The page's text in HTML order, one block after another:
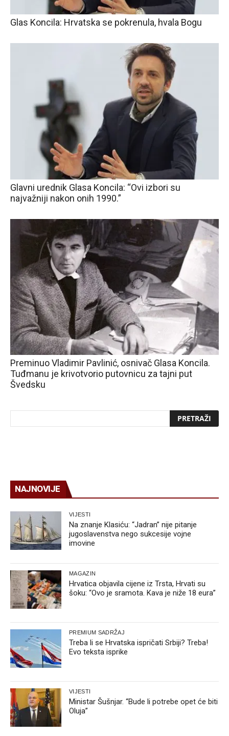
Glas Koncila: Hrvatska se pokrenula, hvala Bogu
Glavni urednik Glasa Koncila: “Ovi izbori su
najvažniji nakon onih 1990.”
Preminuo Vladimir Pavlinić, osnivač Glasa Koncila.
Tuđmanu je krivotvorio putovnicu za tajni put
Švedsku
NAJNOVIJE
VIJESTI
Na znanje Klasiću: “Jadran” nije pitanje
jugoslavenstva nego sukcesije vojne
imovine
MAGAZIN
Hrvatica objavila cijene iz Trsta, Hrvati su
šoku: “Ovo je sramota. Kava je niže 18 eura”
PREMIUM SADRŽAJ
Treba li se Hrvatska ispričati Srbiji? Treba!
Evo teksta isprike
VIJESTI
Ministar Šušnjar. “Bude li potrebe opet će biti
Oluja”